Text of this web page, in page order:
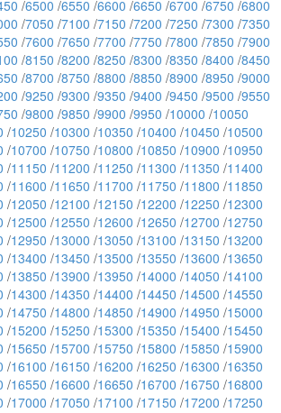
/6500 /6550 /6600 /6650 /6700 /6750 /6800
/7050 /7100 /7150 /7200 /7250 /7300 /7350
/7600 /7650 /7700 /7750 /7800 /7850 /7900
/8150 /8200 /8250 /8300 /8350 /8400 /8450
/8700 /8750 /8800 /8850 /8900 /8950 /9000
/9250 /9300 /9350 /9400 /9450 /9500 /9550
/9800 /9850 /9900 /9950 /10000 /10050
/10250 /10300 /10350 /10400 /10450 /10500
/10700 /10750 /10800 /10850 /10900 /10950
/11150 /11200 /11250 /11300 /11350 /11400
/11600 /11650 /11700 /11750 /11800 /11850
/12050 /12100 /12150 /12200 /12250 /12300
/12500 /12550 /12600 /12650 /12700 /12750
/12950 /13000 /13050 /13100 /13150 /13200
/13400 /13450 /13500 /13550 /13600 /13650
/13850 /13900 /13950 /14000 /14050 /14100
/14300 /14350 /14400 /14450 /14500 /14550
/14750 /14800 /14850 /14900 /14950 /15000
/15200 /15250 /15300 /15350 /15400 /15450
/15650 /15700 /15750 /15800 /15850 /15900
/16100 /16150 /16200 /16250 /16300 /16350
/16550 /16600 /16650 /16700 /16750 /16800
/17000 /17050 /17100 /17150 /17200 /17250